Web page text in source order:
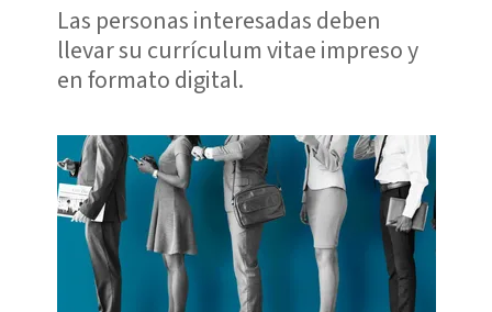
Las personas interesadas deben
llevar su currículum vitae impreso y
en formato digital.